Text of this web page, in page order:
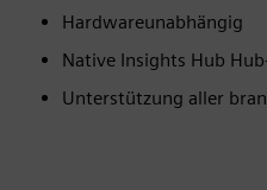
Hardwareunabhängig
Native Insights Hub
Unterstützung aller